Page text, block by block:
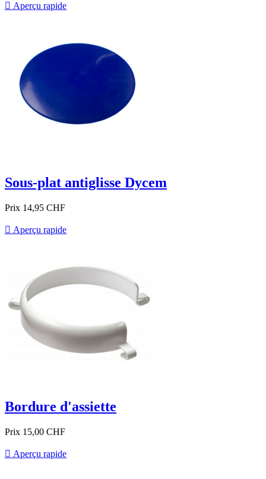
 Aperçu rapide
Sous-plat antiglisse Dycem
Prix 14,95 CHF
 Aperçu rapide
Bordure d'assiette
Prix 15,00 CHF
 Aperçu rapide